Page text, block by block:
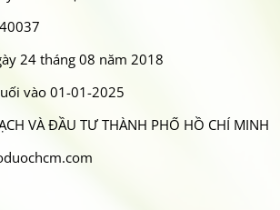
24 tháng 08 năm 2018
vào 01-01-2025
VÀ ĐẦU TƯ THÀNH PHỐ HỒ CHÍ MINH